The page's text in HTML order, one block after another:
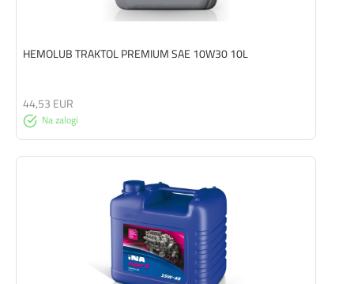
HEMOLUB TRAKTOL PREMIUM SAE 10W30 10L
Na zalogi
44,53 EUR